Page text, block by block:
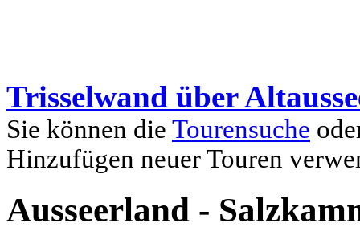
Trisselwand über
Sie können die Tourensuche
Hinzufügen neuer Touren
Ausseerland -